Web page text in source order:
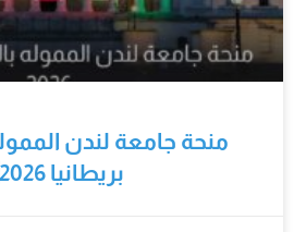
منحة جامعة لندن
بريطانيا 2026